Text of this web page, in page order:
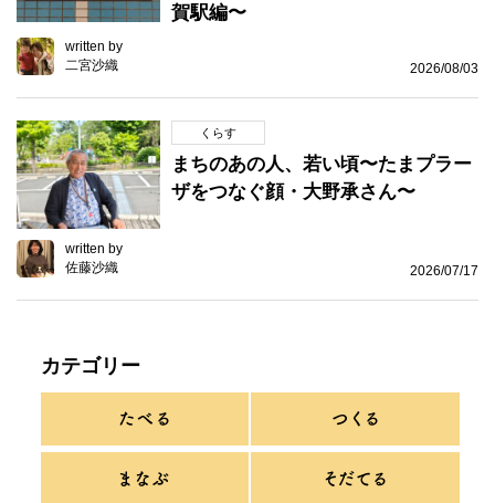
賀駅編〜
written by
二宮沙織
2026/08/03
くらす
まちのあの人、若い頃〜たまプラー
ザをつなぐ顔・大野承さん〜
written by
佐藤沙織
2026/07/17
カテゴリー